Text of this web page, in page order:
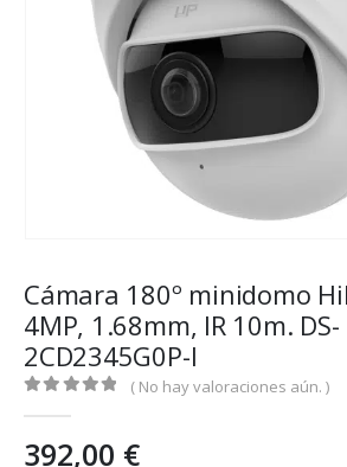
Cámara 180º minidomo
4MP, 1.68mm, IR 10m. DS-
2CD2345G0P-I
( No hay valoraciones aún. )
392,00 €